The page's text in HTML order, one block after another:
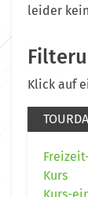
leider
Klick auf
Kurs
Kurs-